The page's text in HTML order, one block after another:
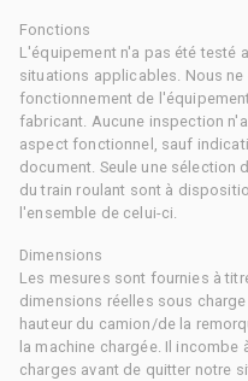
Fonctions
L'équipement n'a pas été testé
situations applicables. Nous
fonctionnement de
fabricant. Aucune inspection
aspect fonctionnel, sauf
document. Seule une
du train roulant sont à
l'ensemble de celui-ci.
Dimensions
Les mesures sont fournies à
dimensions réelles sous
hauteur du camion/de la
la machine chargée. Il
charges avant de quitter notre